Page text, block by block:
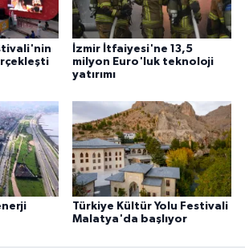
İzmir İtfaiyesi'ne 13,5
milyon Euro'luk teknoloji
yatırımı
Türkiye Kültür Yolu Festivali
Malatya'da başlıyor